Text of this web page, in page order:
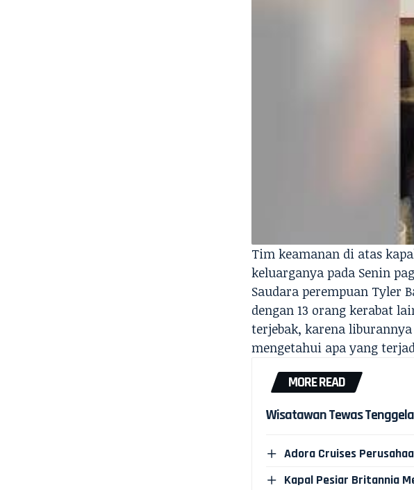
Tim keamanan di atas
keluarganya pada Senin
Saudara perempuan Tyler
dengan 13 orang kerabat
terjebak, karena
mengetahui apa yang
MORE READ
Wisatawan Tewas
Adora Cruises
Kapal Pesiar Britannia